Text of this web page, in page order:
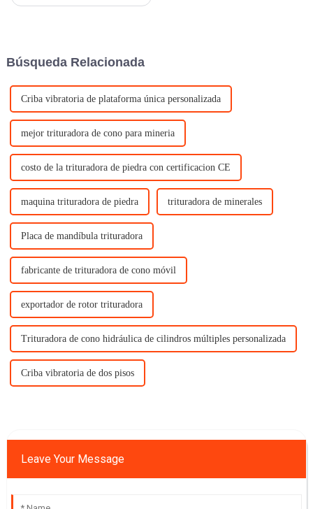
común, la trituradora de
cono...
Búsqueda Relacionada
Criba vibratoria de plataforma única personalizada
mejor trituradora de cono para mineria
costo de la trituradora de piedra con certificacion CE
maquina trituradora de piedra trituradora de minerales
Placa de mandíbula trituradora
fabricante de trituradora de cono móvil
exportador de rotor trituradora
Trituradora de cono hidráulica de cilindros múltiples personalizada
Criba vibratoria de dos pisos
Leave Your Message